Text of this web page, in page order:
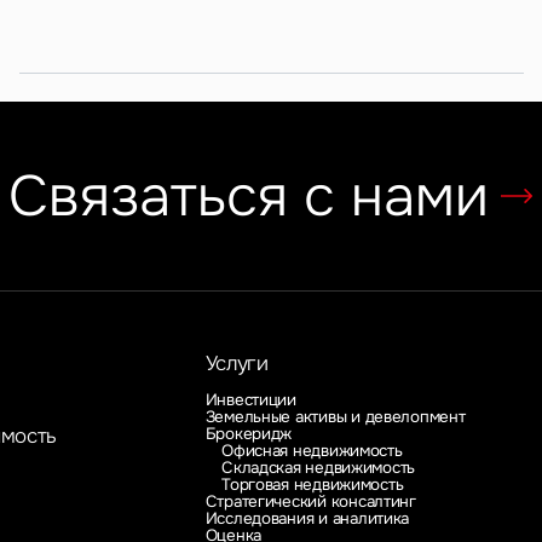
Связаться с нами
Услуги
Инвестиции
Земельные активы и девелопмент
Брокеридж
Офисная недвижимость
Складская недвижимость
Торговая недвижимость
Стратегический консалтинг
Исследования и аналитика
Оценка